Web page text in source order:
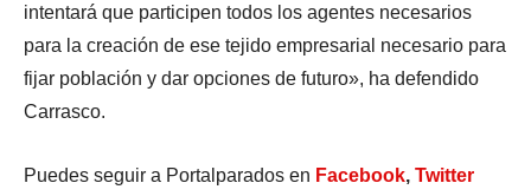
intentará que participen todos los agentes necesarios
para la creación de ese tejido empresarial necesario para
fijar población y dar opciones de futuro», ha defendido
Carrasco.
Puedes seguir a Portalparados en Facebook, Twitter